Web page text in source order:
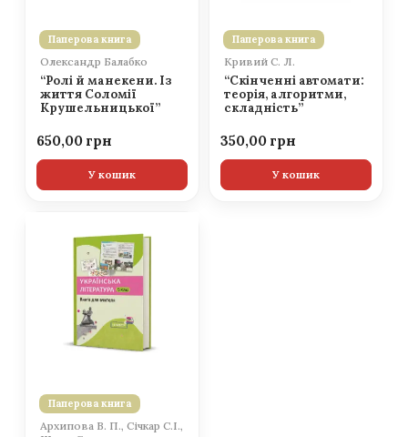
Паперова книга
Олександр Балабко
“Ролі й манекени. Із
життя Соломії
Крушельницької”
650,00
У кошик
Паперова книга
Кривий С. Л.
“Скінченні автомати:
теорія, алгоритми,
складність”
350,00
У кошик
Паперова книга
Архипова В. П., Січкар С.І.,